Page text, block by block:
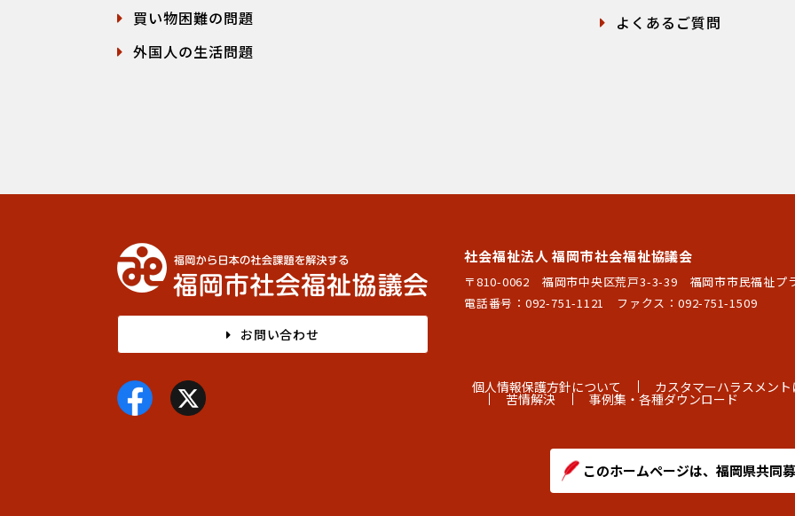
買い物困難の問題
外国人の生活問題
よくあるご質問
お問い合わせ
社会福祉法人 福岡市社会福祉協議会
〒810-0062 福岡市中央区荒戸3-3-39 福岡市市民福祉プ
電話番号： 092-751-1121 ファクス：092-751-1509
個人情報保護方針について カスタマーハラスメン
苦情解決 事例集・各種ダウンロード
このホームページは、福岡県共同